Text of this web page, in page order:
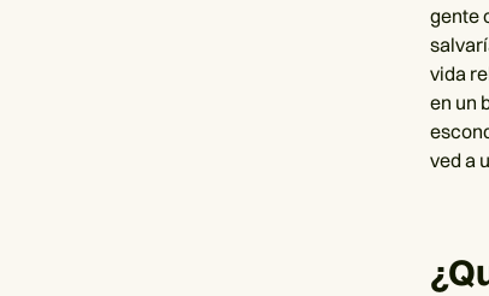
gente
vida
en un
ved a